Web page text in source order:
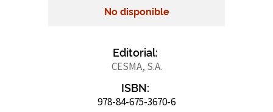
No disponible
Editorial:
CESMA, S.A.
ISBN:
978-84-675-3670-6